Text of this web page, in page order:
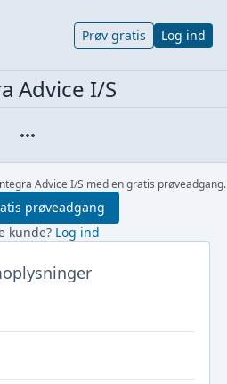
Prøv gratis Log ind
Advice I/S
Advice I/S med en gratis prøveadgang.
prøveadgang
kunde? Log ind